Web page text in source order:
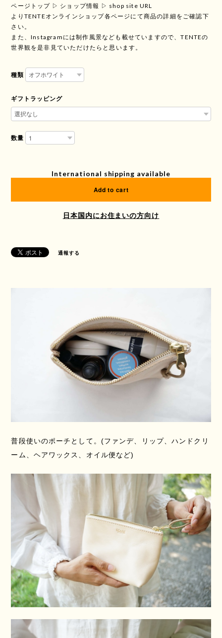
ページトップ ▷ ショップ情報 ▷ shop site URL
よりTENTEオンラインショップ各ページにて商品の詳細をご確認下
さい。
また、Instagramには制作風景なども載せていますので、TENTEの
世界観を是非見ていただけたらと思います。
種類
ギフトラッピング
数量
International shipping available
Add to cart
日本国内にお住まいの方向け
通報する
普段使いのポーチとして。(ファンデ、リップ、ハンドクリ
ーム、ヘアワックス、オイル便など)